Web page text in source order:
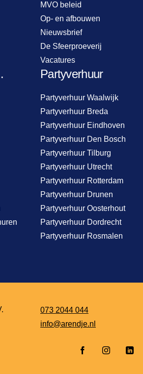
MVO beleid
Op- en afbouwen
Nieuwsbrief
De Sfeerproeverij
Vacatures
Partyverhuur
Partyverhuur Waalwijk
Partyverhuur Breda
Partyverhuur Eindhoven
Partyverhuur Den Bosch
Partyverhuur Tilburg
Partyverhuur Utrecht
Partyverhuur Rotterdam
Partyverhuur Drunen
Partyverhuur Oosterhout
Partyverhuur Dordrecht
Partyverhuur Rosmalen
073 2044 044
info@arendje.nl